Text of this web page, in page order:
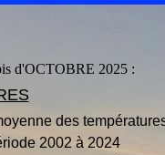
d'OCTOBRE 2025 :
des
2002 à 2024